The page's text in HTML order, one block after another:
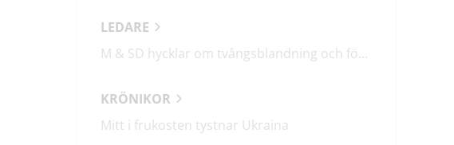
LEDARE
M & SD hycklar om tvångsblandning och förvärrar segregationen
KRÖNIKOR
Mitt i frukosten tystnar Ukraina